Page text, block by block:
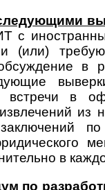
с
(или)
в
в
из
в
по